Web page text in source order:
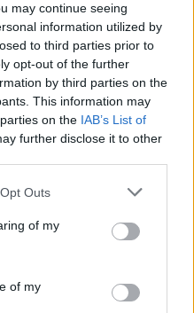
may continue seeing
information utilized by
to third parties prior to
opt-out of the further
by third parties on the
This information may
on the IAB’s List of
further disclose it to other
Outs
of my
of my
προσέκρουσε σε
πρωί της Τετάρτης (19/6)
όταν αεροσκάφος της
προσέκρουσε σε εμπόδιο,